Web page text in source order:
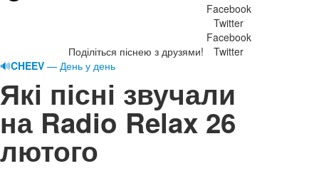
Поділіться піснею з друзями!
Facebook
Twitter
Facebook
Twitter
🔊CHEEV — День у день
Які пісні звучали
на Radio Relax 26
лютого